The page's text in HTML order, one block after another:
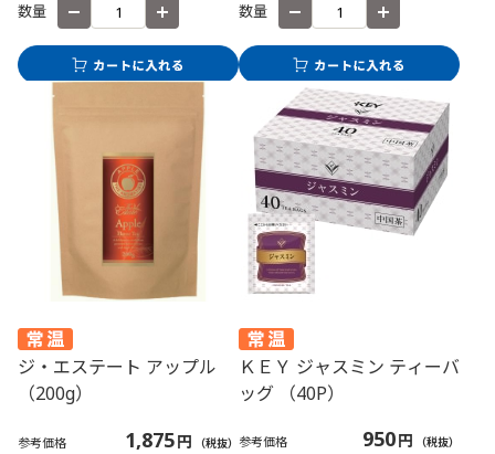
数量 数量
ジ・エステート アップル
（200g）
参考価格 1,875円 （税抜）
ＫＥＹ ジャスミン ティーバ
ッグ （40P）
参考価格 950円 （税抜）